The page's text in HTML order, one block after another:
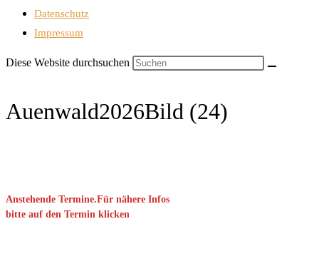
Datenschutz
Impressum
Diese Website durchsuchen
Auenwald2026Bild (24)
Anstehende Termine.Für nähere Infos
bitte auf den Termin klicken